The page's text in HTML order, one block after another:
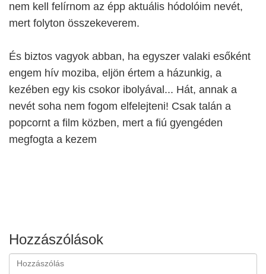
nem kell felírnom az épp aktuális hódolóim nevét,
mert folyton összekeverem.
És biztos vagyok abban, ha egyszer valaki esőként
engem hív moziba, eljön értem a házunkig, a
kezében egy kis csokor ibolyával... Hát, annak a
nevét soha nem fogom elfelejteni! Csak talán a
popcornt a film közben, mert a fiú gyengéden
megfogta a kezem
Hozzászólások